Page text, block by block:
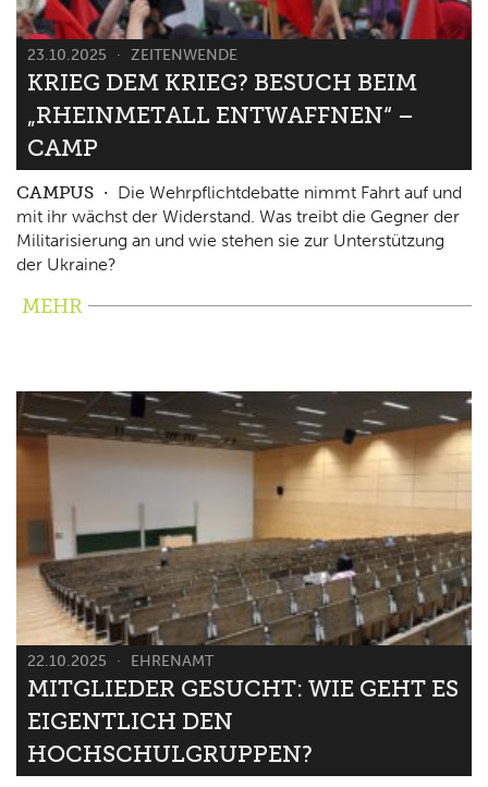
23.10.2025 ZEITENWENDE
KRIEG DEM KRIEG? BESUCH BEIM
„RHEINMETALL ENTWAFFNEN“ –
CAMP
CAMPUS
Die Wehrpflichtdebatte nimmt Fahrt auf und
mit ihr wächst der Widerstand. Was treibt die Gegner der
Militarisierung an und wie stehen sie zur Unterstützung
der Ukraine?
MEHR
22.10.2025 EHRENAMT
MITGLIEDER GESUCHT: WIE GEHT ES
EIGENTLICH DEN
HOCHSCHULGRUPPEN?